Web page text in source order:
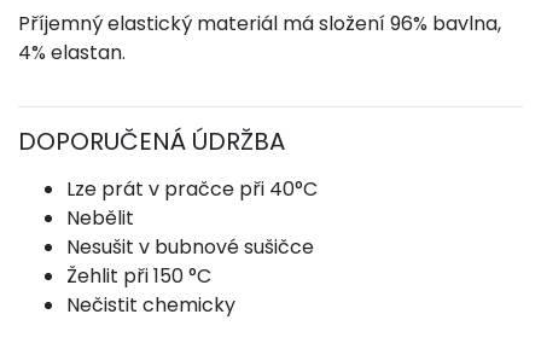
Příjemný elastický materiál má složení 96% bavlna,
4% elastan.
DOPORUČENÁ ÚDRŽBA
Lze prát v pračce při 40°C
Nebělit
Nesušit v bubnové sušičce
Žehlit při 150 °C
Nečistit chemicky